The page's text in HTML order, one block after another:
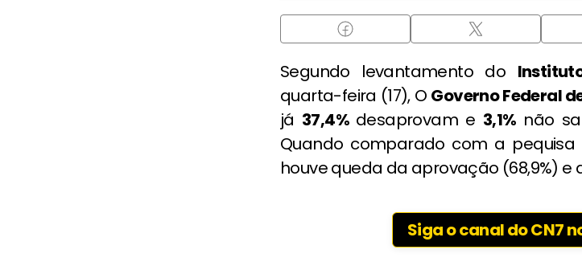
Segundo levantamento do
quarta-feira (17), O Governo Federal
já 37,4% desaprovam e 3,1% não
Quando comparado com a pequisa
houve queda da aprovação (68,9%) e
Siga o canal do CN7